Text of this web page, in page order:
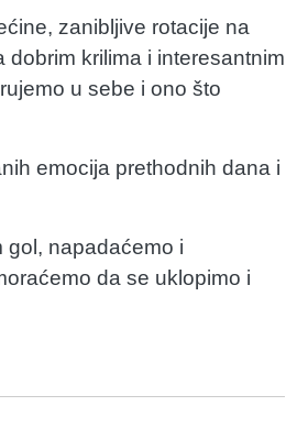
zanibljive rotacije na
krilima i interesantnim
u sebe i ono što
emocija prethodnih dana i
gol, napadaćemo i
da se uklopimo i